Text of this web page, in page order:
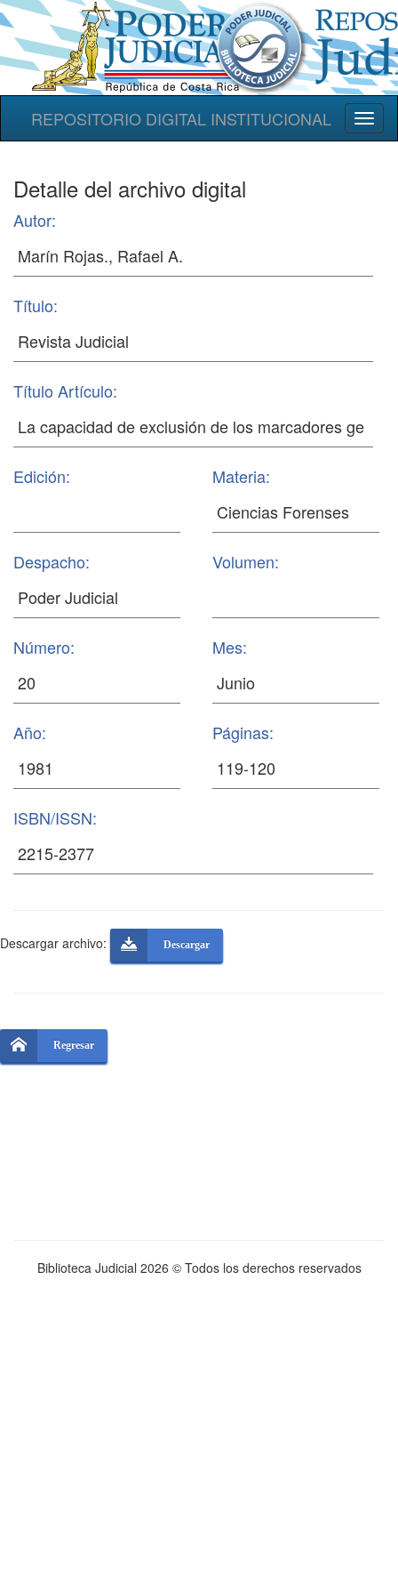
REPOSITORIO DIGITAL INSTITUCIONAL
Detalle del archivo digital
Autor:
Título:
Título Artículo:
Edición: Materia:
Despacho: Volumen:
Número: Mes:
Año: Páginas:
ISBN/ISSN:
Descargar archivo: Descargar
Regresar
Biblioteca Judicial 2026 © Todos los derechos reservados